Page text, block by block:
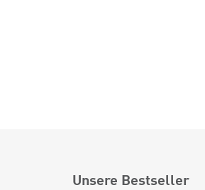
Unsere Bestseller